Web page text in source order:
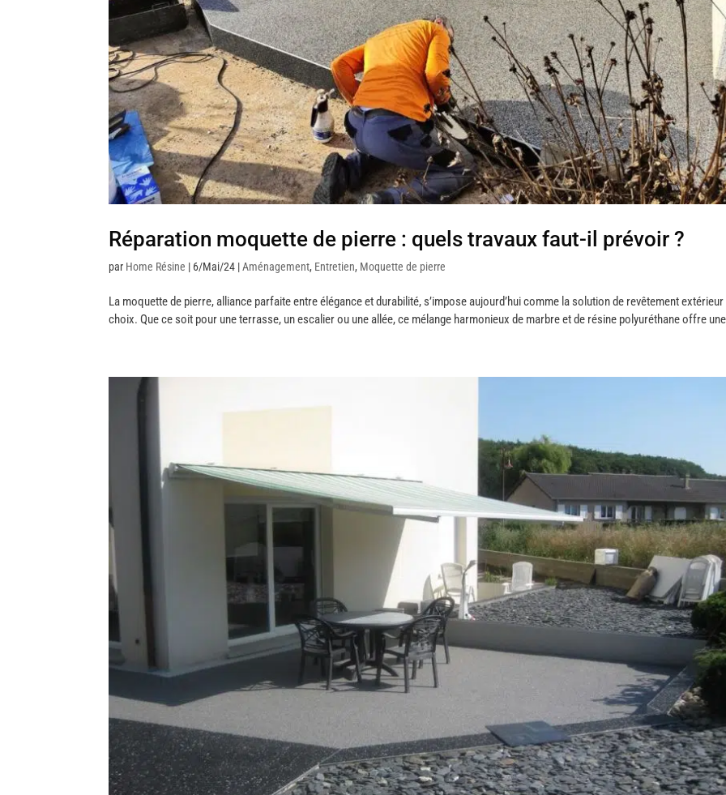
Réparation moquette de pierre : quels travaux faut-il prévoir ?
par Home Résine | 6/Mai/24 |Aménagement, Entretien, Moquette de pierre
La moquette de pierre, alliance parfaite entre élégance et durabilité, s’impose aujourd’hui comme la solution de revêtement extérieur
choix. Que ce soit pour une terrasse, un escalier ou une allée, ce mélange harmonieux de marbre et de résine polyuréthane offre